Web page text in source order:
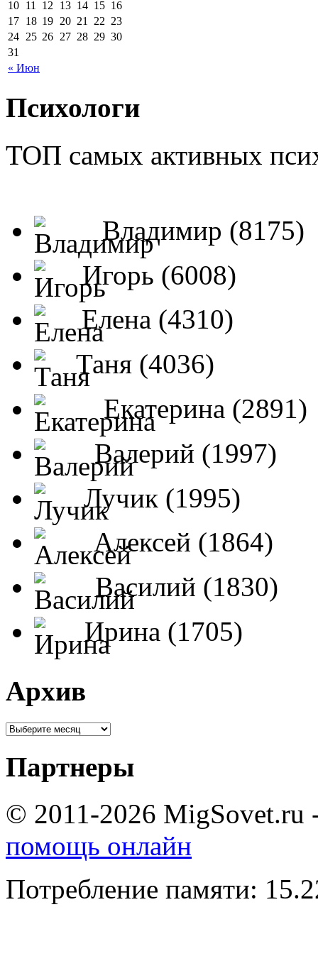
« Июн
10 11 12 13 14 15 16
17 18 19 20 21 22 23
24 25 26 27 28 29 30
31
Психологи
ТОП самых активных
Владимир (8175)
Игорь (6008)
Елена (4310)
Таня (4036)
Екатерина (2891)
Валерий (1997)
Лучик (1995)
Алексей (1864)
Василий (1830)
Ирина (1705)
Архив
Партнеры
© 2011-2026 MigSovet.ru
помощь онлайн
Потребление памяти: